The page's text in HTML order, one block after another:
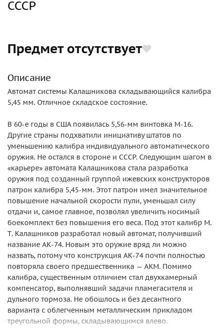
СССР
Предмет отсутствует
Описание
Автомат системы Калашникова складывающийся калибра
5,45 мм. Отличное складское состояние.
В 60-е годы в США появилась 5,56-мм винтовка М-16.
Другие страны подхватили инициативу штатов по
уменьшению калибра индивидуального автоматического
оружия. Не остался в стороне и СССР. Следующим шагом в
«карьере» автомата Калашникова стала разработка
оружия под созданный группой ижевских конструкторов
патрон калибра 5,45-мм. Этот патрон имел значительное
повышение начальной скорости пули, уменьшал силу
отдачи и, самое главное, позволял увеличить носимый
боекомплект без повышения его веса. Под этот калибр М.
Т. Калашников разработал новый автомат, получивший
название АК-74. Новым это оружие вряд ли можно
назвать, потому что конструкция АК-74 почти полностью
повторяла своего предшественника — АКМ. Помимо
калибра, существенным отличием стал двухкамерный
компенсатор, выполнявший задачи пламегасителя и
дульного тормоза. Не обошлось и без десантного
варианта с облегченным металлическим прикладом
треугольной формы, складывающимся влево.